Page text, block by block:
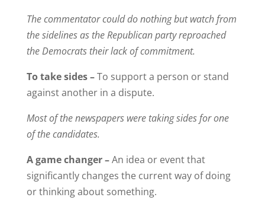
The commentator could do nothing but watch from
the sidelines as the Republican party reproached
the Democrats their lack of commitment.
To take sides –To support a person or stand
against another in a dispute.
Most of the newspapers were taking sides for one
of the candidates.
A game changer –An idea or event that
significantly changes the current way of doing
or thinking about something.